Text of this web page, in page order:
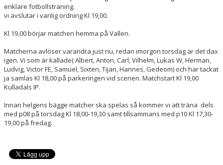
enklare fotbollsträning.
vi avslutar i vanlig ordning Kl 19,00.
Kl 19,00 börjar matchen hemma på Vallen.
Matcherna avlöser varandra just nu, redan imorgon torsdag är det dax
igen. Vi som är kallade( Albert, Anton, Carl, Vilhelm, Lukas W, Herman,
Ludvig, Victor FE, Samuel, Sixten, Tijan, Hannes, Gedeom) och har tackat
ja samlas Kl 18,00 på parkeringen vid scenen. Matchstart Kl 19,00
Kulladals IP.
Innan helgens bägge matcher ska spelas så kommer vi att träna dels
med p08 på torsdag Kl 18,00-19,30 samt tillsammans med p10 Kl 17,30-
19,00 på fredag.